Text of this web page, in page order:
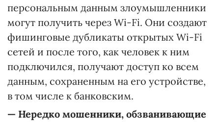
персональным данным злоумышленники
могут получить через Wi-Fi. Они создают
фишинговые дубликаты открытых Wi-Fi
сетей и после того, как человек к ним
подключился, получают доступ ко всем
данным, сохраненным на его устройстве,
в том числе к банковским.
— Нередко мошенники, обзванивающие